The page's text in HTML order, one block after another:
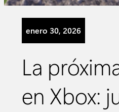
enero 30, 2026
La
en Xbox: